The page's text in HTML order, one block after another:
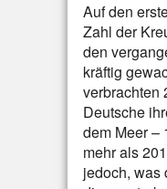
Auf den
Zahl der
den
kräftig
verbrachten
Deutsche
dem Meer –
mehr als
jedoch, was